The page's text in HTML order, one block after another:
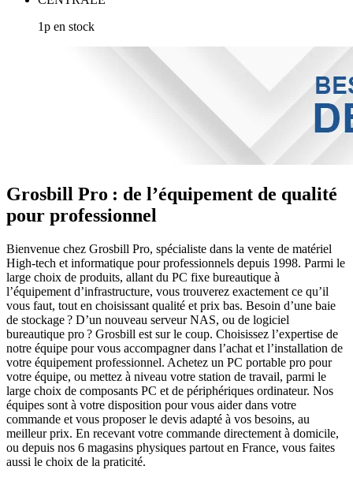
1p en stock
Grosbill Pro : de l’équipement de qualité
pour professionnel
Bienvenue chez Grosbill Pro, spécialiste dans la vente de matériel
High-tech et informatique pour professionnels depuis 1998. Parmi le
large choix de produits, allant du PC fixe bureautique à
l’équipement d’infrastructure, vous trouverez exactement ce qu’il
vous faut, tout en choisissant qualité et prix bas. Besoin d’une baie
de stockage ? D’un nouveau serveur NAS, ou de logiciel
bureautique pro ? Grosbill est sur le coup. Choisissez l’expertise de
notre équipe pour vous accompagner dans l’achat et l’installation de
votre équipement professionnel. Achetez un PC portable pro pour
votre équipe, ou mettez à niveau votre station de travail, parmi le
large choix de composants PC et de périphériques ordinateur. Nos
équipes sont à votre disposition pour vous aider dans votre
commande et vous proposer le devis adapté à vos besoins, au
meilleur prix. En recevant votre commande directement à domicile,
ou depuis nos 6 magasins physiques partout en France, vous faites
aussi le choix de la praticité.